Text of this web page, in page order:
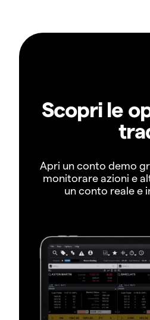
Scopri le
Apri un conto demo
monitorare azioni e
un conto reale e